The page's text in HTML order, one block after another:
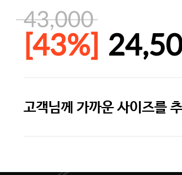
43,000
[43%]
주말특가
고객님께 가까운 사이즈를